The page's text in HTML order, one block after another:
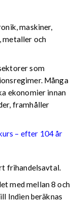
maskiner,
metaller och
som
Många
ekonomier innan
framhåller
– efter 104 år
frihandelsavtal.
med mellan 8 och
Indien beräknas